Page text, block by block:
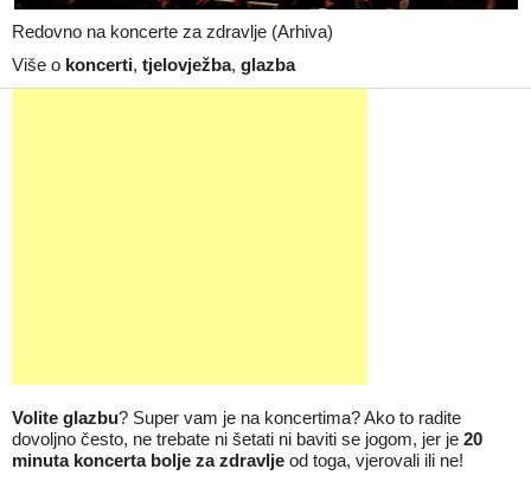
Redovno na koncerte za zdravlje (Arhiva)
Više o koncerti, tjelovježba, glazba
Volite glazbu? Super vam je na koncertima? Ako to radite
dovoljno često, ne trebate ni šetati ni baviti se jogom, jer je 20
minuta koncerta bolje za zdravlje od toga, vjerovali ili ne!